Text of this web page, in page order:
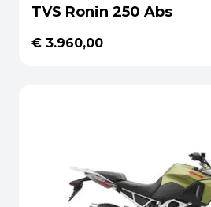
TVS Ronin 250 Abs
€ 3.960,00